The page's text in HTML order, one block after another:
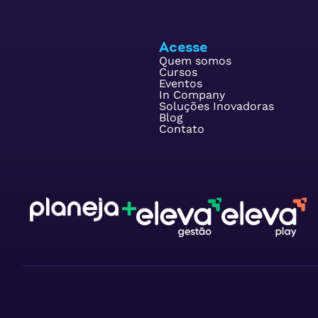
Acesse
Quem somos
Cursos
Eventos
In Company
Soluções Inovadoras
Blog
Contato